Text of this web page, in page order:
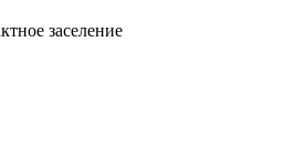
заселение